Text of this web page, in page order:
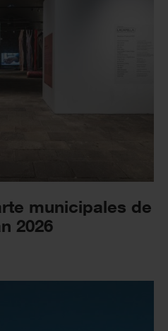
municipales de
2026